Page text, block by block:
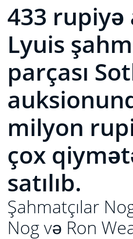
433 rupiyə
Lyuis
parçası
milyon
çox
satılıb.
Şahmatçılar
Nog və Ron